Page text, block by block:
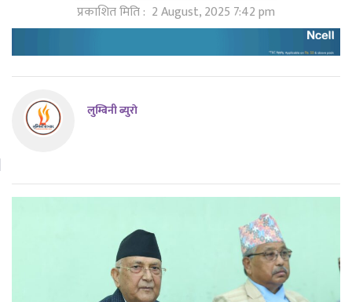
प्रकाशित मिति : 2 August, 2025 7:42 pm
लुम्बिनी ब्युराे